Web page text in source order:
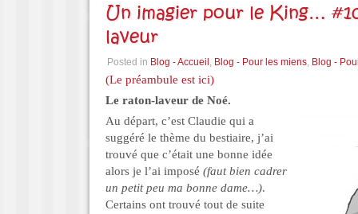
Un imagier pour le King…
laveur
Posted in Blog - Accueil , Blog - Pour les miens, Blog -
(Le préambule est ici)
Le raton-laveur de Noé.
Au départ, c’est Claudie qui a
suggéré le thème du bestiaire, j’ai
trouvé que c’était une bonne idée
alors je l’ai imposé (faut bien cadrer
un petit peu ma bonne dame…).
Certains ont trouvé tout de suite